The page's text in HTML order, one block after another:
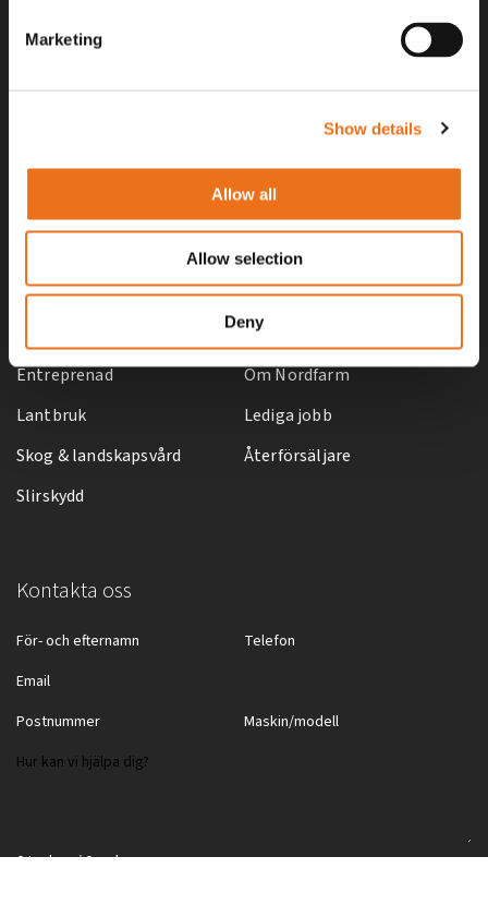
Marketing
Show details
Allow all
Allow selection
Deny
Norrköping, Sweden
Entreprenad
Lantbruk
Skog & landskapsvård
Slirskydd
OM OSS
Om Nordfarm
Lediga jobb
Återförsäljare
Kontakta oss
0 tecken / 0 ord